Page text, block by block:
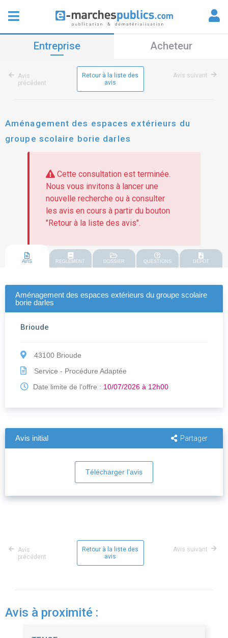
Entreprise Acheteur
Avis
précédent
Retour à la liste des
avis
Avis suivant
Aménagement des espaces extérieurs du
groupe scolaire borie darles
Cette consultation est terminée.
Nous vous invitons à lancer une
nouvelle recherche ou à consulter
les avis en cours à partir du bouton
"Retour à la liste des avis".
AVIS REGLEMENT DOSSIER QUESTIONS DEPOT
Aménagement des espaces extérieurs du groupe scolaire
borie darles
Brioude
43100 Brioude
Service - Procédure Adaptée
Date limite de l'offre : 10/07/2026 à 12h00
Avis initial Partager
Télécharger l'avis
Avis
précédent
Retour à la liste des
avis
Avis suivant
Avis à proximité :